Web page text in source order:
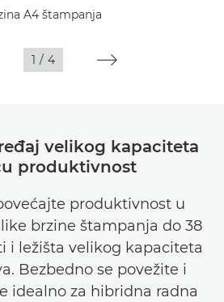
A4 štampanja
1 / 4
velikog kapaciteta
produktivnost
produktivnost u
brzine štampanja do 38
i ležišta velikog kapaciteta
Bezbedno se povežite i
idealno za hibridna radna